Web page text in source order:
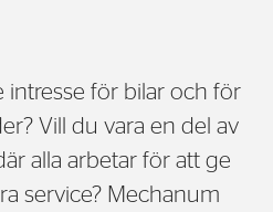
intresse för bilar och för
Vill du vara en del av
alla arbetar för att ge
service? Mechanum